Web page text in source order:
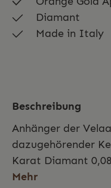
Diamant
Made in Italy
Beschreibung
Anhänger der
dazugehörender
Karat Diamant
Mehr